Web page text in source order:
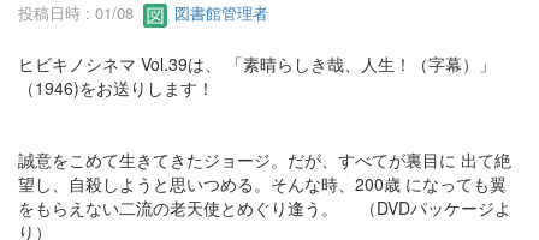
投稿日時 : 01/08 図書館管理者
ヒビキノシネマ Vol.39は、 「素晴らしき哉、人生！（字幕）」
（1946)をお送りします！
誠意をこめて生きてきたジョージ。だが、すべてが裏目に 出て絶
望し、自殺しようと思いつめる。そんな時、200歳 になっても翼
をもらえない二流の老天使とめぐり逢う。 （DVDパッケージよ
り）